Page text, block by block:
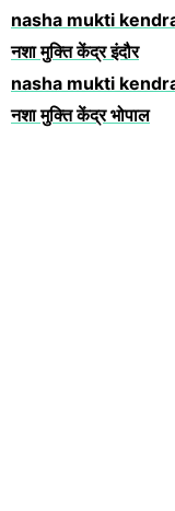
nasha mukti
नशा मुक्ति केंद्र इंदौर
nasha mukti
नशा मुक्ति केंद्र भोपाल